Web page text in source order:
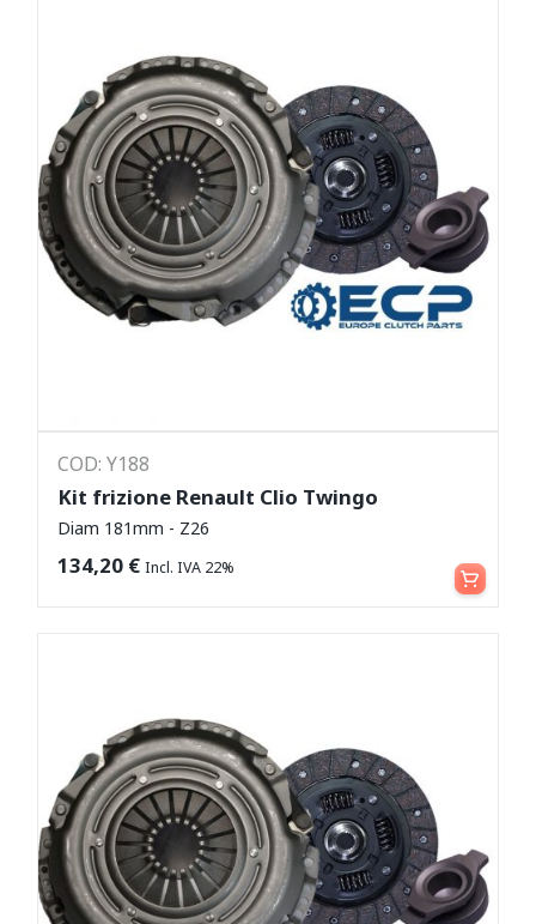
COD: Y188
Kit frizione Renault Clio Twingo
Diam 181mm - Z26
134,20 € Incl. IVA 22% Aggiungi al carrello